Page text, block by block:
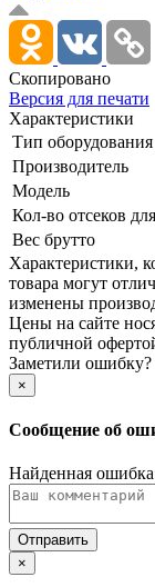
Скопировано
Версия для печати
Характеристики
Тип оборудования
Производитель
Модель
Кол-во отсеков
Вес брутто
Xарактеристики,
товара могут
изменены
Цены на сайте
публичной
Заметили
×
Сообщение об
Найденная
×